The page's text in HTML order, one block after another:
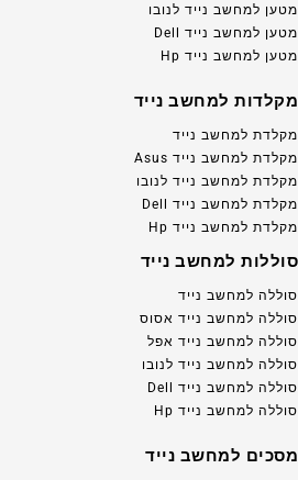
מטען למחשב נייד לנובו
מטען למחשב נייד Dell
מטען למחשב נייד Hp
מקלדות למחשב נייד
מקלדת למחשב נייד
מקלדת למחשב נייד Asus
מקלדת למחשב נייד לנובו
מקלדת למחשב נייד Dell
מקלדת למחשב נייד Hp
סוללות למחשב נייד
סוללה למחשב נייד
סוללה למחשב נייד אסוס
סוללה למחשב נייד אפל
סוללה למחשב נייד לנובו
סוללה למחשב נייד Dell
סוללה למחשב נייד Hp
מסכים למחשב נייד